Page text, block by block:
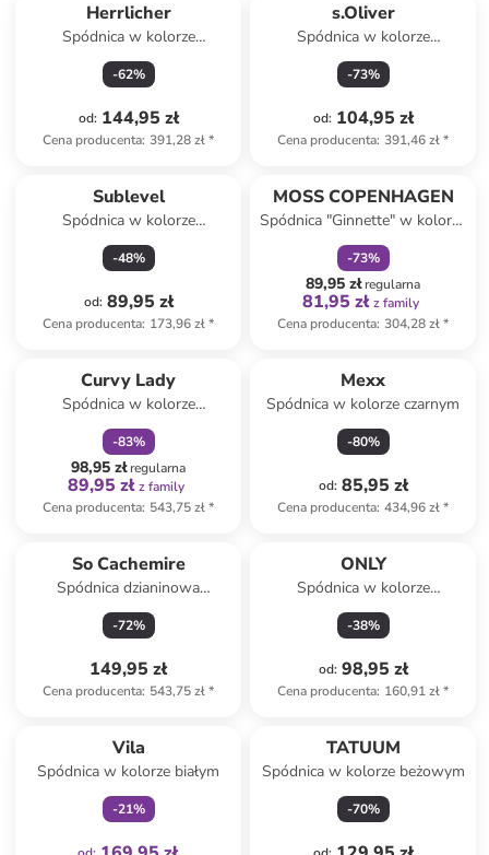
Herrlicher
Spódnica w kolorze
brązowym
-62%
od: 144,95 zł
Cena producenta: 391,28 zł*
s.Oliver
Spódnica w kolorze
jasnobrązowym
-73%
od: 104,95 zł
Cena producenta: 391,46 zł*
Sublevel
Spódnica w kolorze
jasnozielonym
-48%
od: 89,95 zł
Cena producenta: 173,96 zł*
MOSS COPENHAGEN
Spódnica "Ginnette" w kolorze
czarnym
-73%
89,95 złregularna
81,95 zł z family
Cena producenta: 304,28 zł*
Curvy Lady
Spódnica w kolorze
brązowym
-83%
98,95 złregularna
89,95 zł z family
Cena producenta: 543,75 zł*
Mexx
Spódnica w kolorze czarnym
-80%
od: 85,95 zł
Cena producenta: 434,96 zł*
So Cachemire
Spódnica dzianinowa
"Doristo" w kolorze szarym
-72%
149,95 zł
Cena producenta: 543,75 zł*
ONLY
Spódnica w kolorze
granatowym
-38%
od: 98,95 zł
Cena producenta: 160,91 zł*
Vila
Spódnica w kolorze białym
-21%
TATUUM
Spódnica w kolorze beżowym
-70%